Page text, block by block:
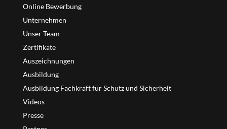
Online Bewerbung
Unternehmen
Unser Team
Zertifikate
Auszeichnungen
Ausbildung
Ausbildung Fachkraft für Schutz und Sicherheit
Videos
Presse